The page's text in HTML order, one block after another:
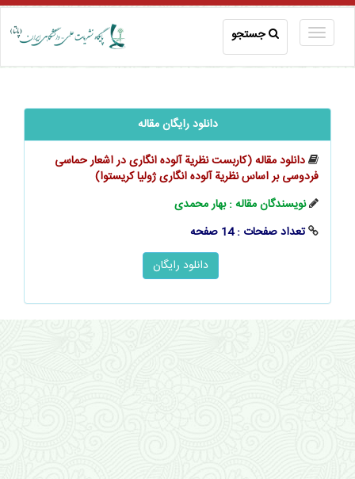
جستجو
دانلود رایگان مقاله
دانلود مقاله (کاربست نظریة آلوده انگاری در اشعار حماسی
فردوسی بر اساس نظریة آلوده انگاری ژولیا کریستوا)
نویسندگان مقاله : بهار محمدی
تعداد صفحات : 14 صفحه